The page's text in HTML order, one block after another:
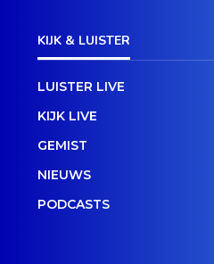
KIJK & LUISTER
LUISTER LIVE
KIJK LIVE
GEMIST
NIEUWS
PODCASTS